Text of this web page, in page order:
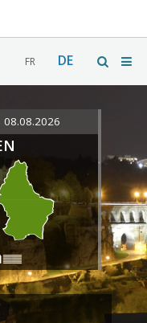
FR DE
08.08.2026